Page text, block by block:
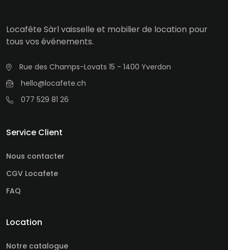
Locafête Sàrl vaisselle et mobilier de location pour
tous vos événements.
Rue des Champs-Lovats 15 - 1400 Yverdon
hello@locafete.ch
077 529 81 26
Service Client
Nous contacter
CGV Locafete
FAQ
Location
Notre catalogue